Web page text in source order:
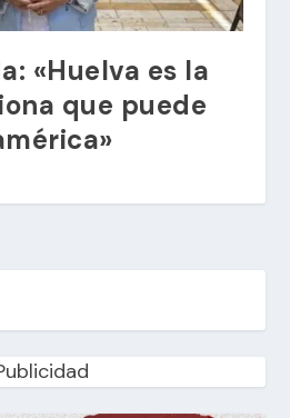
«Huelva es la
que puede